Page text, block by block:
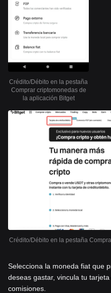
Crédito/Débito en la pestaña
Comprar criptomonedas de
la aplicación Bitget
Crédito/Débito en la pestaña
Selecciona la moneda fiat que
deseas gastar, vincula tu
comisiones.